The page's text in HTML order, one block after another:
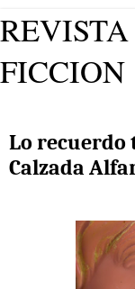
FICCION
Lo recuerdo
Calzada